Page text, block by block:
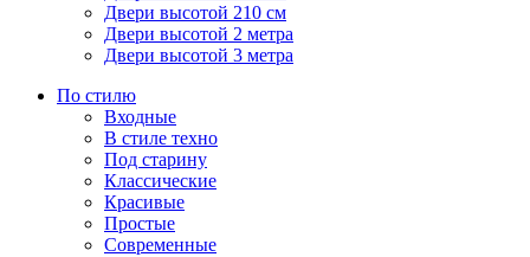
Двери высотой 210 см
Двери высотой 2 метра
Двери высотой 3 метра
По стилю
Входные
В стиле техно
Под старину
Классические
Красивые
Простые
Современные